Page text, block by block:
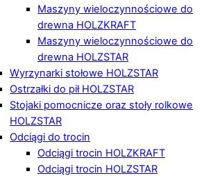
Maszyny wieloczynnościowe do
drewna HOLZKRAFT
Maszyny wieloczynnościowe do
drewna HOLZSTAR
Wyrzynarki stołowe HOLZSTAR
Ostrzałki do pił HOLZSTAR
Stojaki pomocnicze oraz stoły rolkowe
HOLZSTAR
Odciągi do trocin
Odciągi trocin HOLZKRAFT
Odciągi trocin HOLZSTAR